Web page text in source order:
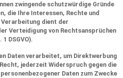
zwingende schutzwürdige Gründe
die Ihre Interessen, Rechte und
dient der
Verteidigung von Rechtsansprüchen
DSGVO).
Daten verarbeitet, um Direktwerbung
jederzeit Widerspruch gegen die
Daten zum Zwecke